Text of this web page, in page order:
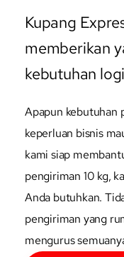
Kupang
memberikan
kebutuhan
Apapun kebutuhan
keperluan bisnis
kami siap
pengiriman 10 kg,
Anda butuhkan.
pengiriman yang
mengurus